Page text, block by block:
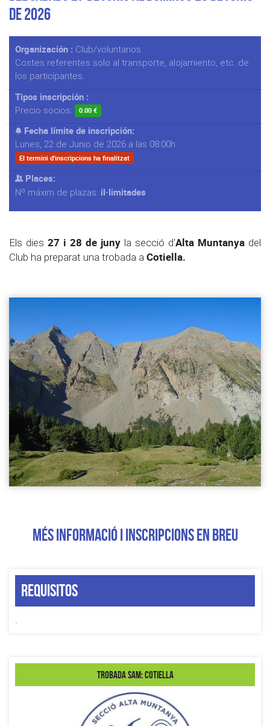
de 2026
Organización : Club/voluntarios
Costes referentes solo al transporte, alojamiento, etc. de
los participantes.
Tipos inscripción :
Precio socios: 0.00 €
Fecha límite de inscripción:
Lunes, 22 de Junio de 2026 a las 08:00h
El termini d'inscripcions ha finalitzat
Places:
Nº máxim de plazas: il·limitades
Els dies 27 i 28 de juny la secció d'Alta Muntanya del
Club ha preparat una trobada aCotiella.
MÉS INFORMACIÓ I INSCRIPCIONS EN BREU
Requisitos
.
Trobada SAM: Cotiella